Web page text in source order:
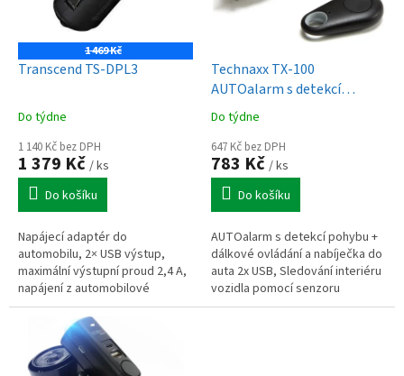
1 469 Kč
Transcend TS-DPL3
Do týdne
1 140 Kč bez DPH
1 379 Kč / ks
Do košíku
Napájecí adaptér do
automobilu, 2× USB výstup,
maximální výstupní proud 2,4 A,
napájení z automobilové
zásuvky, současné napájení
dvou zařízení, vhodný pro
autokamery, navigace...
Technaxx TX-100
AUTOalarm s detekcí
pohybu
Do týdne
647 Kč bez DPH
783 Kč / ks
Do košíku
AUTOalarm s detekcí pohybu +
dálkové ovládání a nabíječka do
auta 2x USB, Sledování interiéru
vozidla pomocí senzoru
detekce pohybu PIR